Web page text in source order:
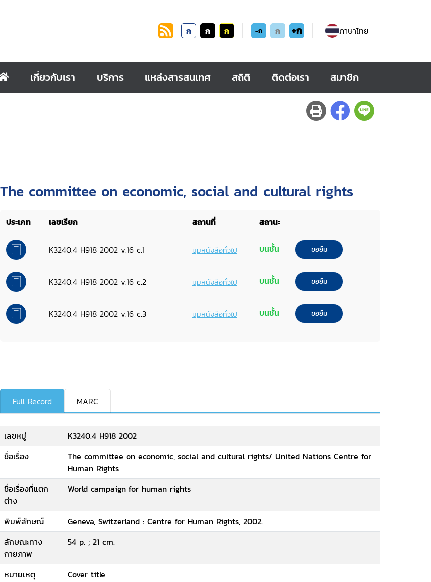
ก ก ก -ก ก +ก ภาษาไทย
เกี่ยวกับเรา บริการ แหล่งสารสนเทศ สถิติ ติดต่อเรา สมาชิก
The committee on economic, social and cultural rights
ประเภท เลขเรียก สถานที่ สถานะ
K3240.4 H918 2002 v.16 c.1 มุมหนังสือทั่วไป บนชั้น ขอยืม
K3240.4 H918 2002 v.16 c.2 มุมหนังสือทั่วไป บนชั้น ขอยืม
K3240.4 H918 2002 v.16 c.3 มุมหนังสือทั่วไป บนชั้น ขอยืม
Full Record MARC
เลขหมู่
K3240.4 H918 2002
ชื่อเรื่อง
The committee on economic, social and cultural rights/ United Nations Centre for
Human Rights
ชื่อเรื่องที่แตก
ต่าง
World campaign for human rights
พิมพ์ลักษณ์
Geneva, Switzerland : Centre for Human Rights, 2002.
ลักษณะทาง
กายภาพ
54 p. ; 21 cm.
หมายเหตุ
Cover title